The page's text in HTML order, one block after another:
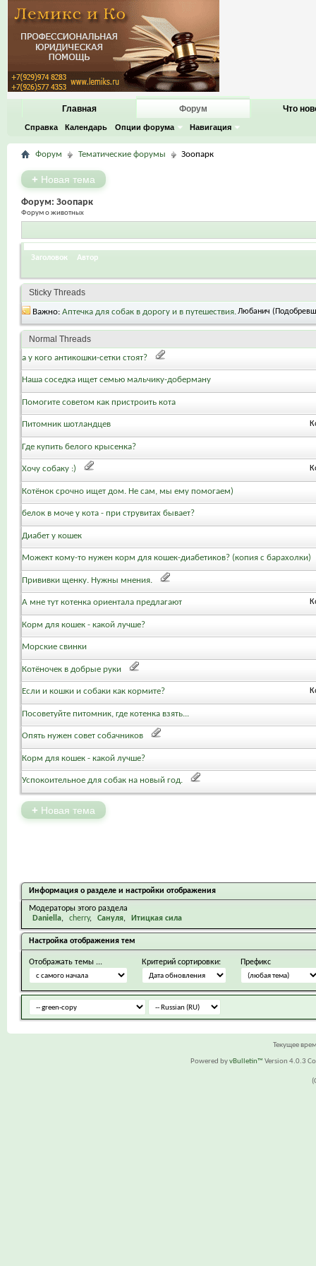
Главная Форум
Справка Календарь Опции форума Навигация
Что
Форум Тематические форумы Зоопарк
+ Новая тема
Форум: Зоопарк
Форум о животных
Заголовок Автор
Sticky Threads
Важно: Аптечка для собак в дорогу и в путешествия.Любанич
Normal Threads
а у кого антикошки-сетки стоят?
Наша соседка ищет семью мальчику-доберману
Помогите советом как пристроить кота
Питомник шотландцев
Где купить белого крысенка?
Хочу собаку :)
Котёнок срочно ищет дом. Не сам, мы ему помогаем)
белок в моче у кота - при струвитах бывает?
Диабет у кошек
Можект кому-то нужен корм для кошек-диабетиков? (копия с барахолки)
Прививки щенку. Нужны мнения.
А мне тут котенка ориентала предлагают
Корм для кошек - какой лучше?
Морские свинки
Котёночек в добрые руки
Если и кошки и собаки как кормите?
Посоветуйте питомник, где котенка взять...
Опять нужен совет собачников
Корм для кошек - какой лучше?
Успокоительное для собак на новый год.
+ Новая тема
Информация о разделе и настройки отображения
Модераторы этого раздела
Daniella
cherry Сануля Итицкая сила
Настройка отображения тем
Отображать темы ... Критерий сортировки: Префикс
Текущее
Powered byvBulletin™ Version 4.0.3